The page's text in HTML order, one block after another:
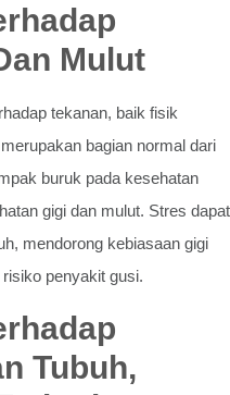
Mulut
tekanan, baik fisik
bagian normal dari
buruk pada kesehatan
gigi dan mulut. Stres dapat
mendorong kebiasaan gigi
penyakit gusi.
Tubuh,